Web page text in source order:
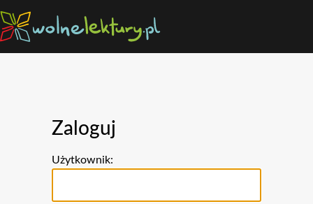
Zaloguj
Użytkownik: